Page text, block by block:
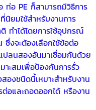
ท่อ PE ก็สามารถมีวิธีการ
นิยมใช้สำหรับงานการ
ทำได้โดยการใช้อุปกรณ์
ซึ่งจะต้องเลือกใช้ข้อต่อ
ลนสองอันมาเชื่อมกันด้วย
ะสมเพื่อป้องกันการรั่ว
งชนิดนี้เหมาะสำหรับงาน
ต่อและถอดออกได้ หรืองาน